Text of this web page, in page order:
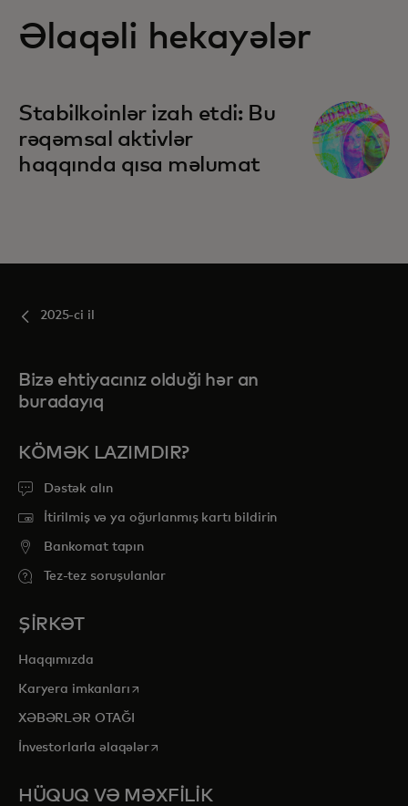
Əlaqəli hekayələr
Stabilkoinlər izah etdi: Bu
rəqəmsal aktivlər
haqqında qısa məlumat
2025-ci il
Bizə ehtiyacınız olduği hər an
buradayıq
KÖMƏK LAZIMDIR?
Dəstək alın
İtirilmiş və ya oğurlanmış kartı bildirin
Bankomat tapın
Tez-tez soruşulanlar
ŞİRKƏT
Haqqımızda
Karyera imkanlarıopens in a new tab
XƏBƏRLƏR OTAĞI
İnvestorlarla əlaqələropens in a new tab
HÜQUQ VƏ MƏXFİLİK